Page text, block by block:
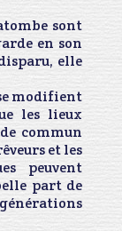
sont
en son
elle
modifient
les lieux
commun
et les
peuvent
part de